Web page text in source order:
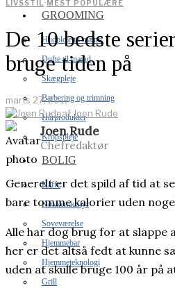
GROOMING
Hudpleje til mænd
Dufte til mænd
Skægpleje
Barbering og trimning
Hårprodukter
Kropspleje
BOLIG
Kaffe
Køkkenudstyr
Soveværelse
Hjemmebar
Hjemmeteknologi
Grill
LIVSSTIL·MEST POPULÆRE
De 10 bedste
bruge tiden på
marts 27, 2017
afJoen Rude
Joen Rude
Chefredaktør
Generelt er det spild af tid at
bare tomme kalorier uden
Alle har dog brug for at slappe
her er det altså fedt at kunne
uden at skulle bruge 100 år på